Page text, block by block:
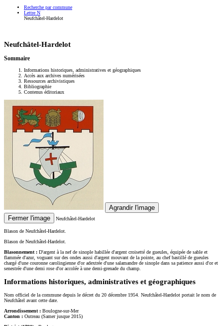
Recherche par commune
Lettre N
Neufchâtel-Hardelot
Neufchâtel-Hardelot
Sommaire
Informations historiques, administratives et géographiques
Accès aux archives numérisées
Ressources archivistiques
Bibliographie
Contenus éditoriaux
Agrandir l'image
Fermer l'image
Neufchâtel-Hardelot
Blason de Neufchâtel-Hardelot.
Blason de Neufchâtel-Hardelot.
Blasonnement : D'argent à la nef de sinople habillée d'argent croisetté de gueules, équipée de sable et
flammée d'azur, voguant sur des ondes aussi d'argent mouvant de la pointe, au chef bastillé de gueules
chargé d'une couronne carolingienne d'or adextrée d'une salamandre de sinople dans sa patience aussi d'or et
senestrée d'une demi rose d'or accolée à une demi-grenade du champ.
Informations historiques, administratives et géographiques
Nom officiel de la commune depuis le décret du 20 décembre 1954. Neufchâtel-Hardelot portait le nom de
Neufchâtel avant cette date.
Arrondissement : Boulogne-sur-Mer
Canton : Outreau (Samer jusque 2015)